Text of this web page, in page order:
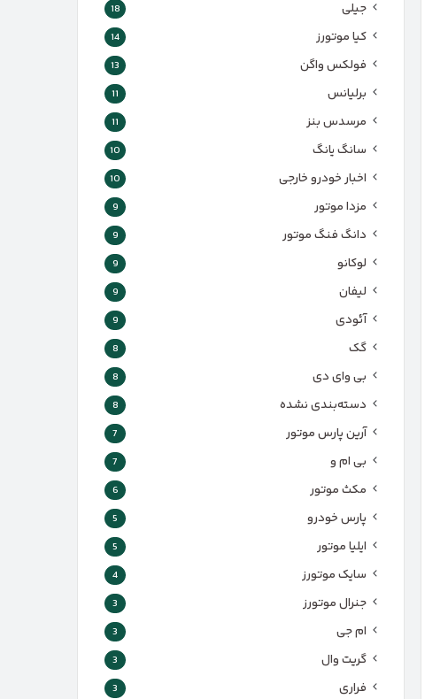
جیلی 18
کیا موتورز 14
فولکس واگن 13
برلیانس 11
مرسدس بنز 11
سانگ یانگ 10
اخبار خودرو خارجی 10
مزدا موتور 9
دانگ فنگ موتور 9
لوکانو 9
لیفان 9
آئودی 9
گک 8
بی وای دی 8
دسته‌بندی نشده 8
آرین پارس موتور 7
بی ام و 7
مکث موتور 6
پارس‌ خودرو 5
ایلیا موتور 5
سایک موتورز 4
جنرال موتورز 3
ام جی 3
گریت وال 3
فراری 3